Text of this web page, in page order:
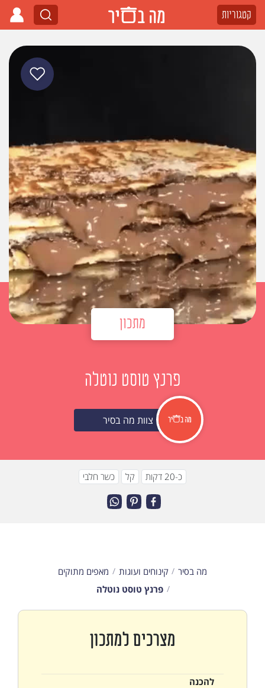
קטגוריות
מתכון
פרנץ טוסט נוטלה
צוות מה בסיר
כ-20 דקות קל כשר חלבי
מה בסיר קינוחים ועוגות
מאפים מתוקים
פרנץ טוסט נוטלה
מצרכים למתכון
להכנה